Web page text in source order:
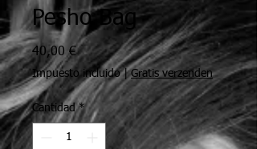
Pesho Bag
40,00 €Precio
Impuesto incluido|Gratis verzenden
Cantidad *